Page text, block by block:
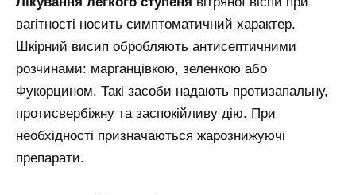
вагітності носить симптоматичний характер.
Шкірний висип обробляють антисептичними
розчинами: марганцівкою, зеленкою або
Фукорцином. Такі засоби надають протизапальну,
протисвербіжну та заспокійливу дію. При
необхідності призначаються жарознижуючі
препарати.